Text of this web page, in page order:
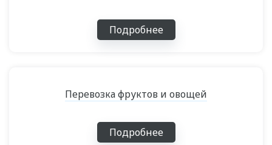
Подробнее
Перевозка фруктов и овощей
Подробнее